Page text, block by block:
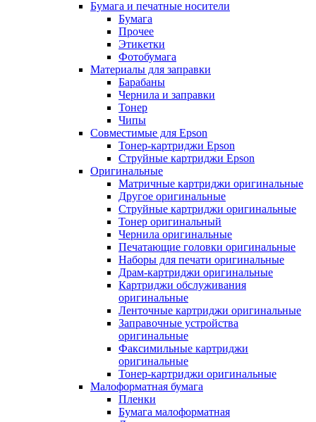
Бумага и печатные носители
Бумага
Прочее
Этикетки
Фотобумага
Материалы для заправки
Барабаны
Чернила и заправки
Тонер
Чипы
Совместимые для Epson
Тонер-картриджи Epson
Струйные картриджи Epson
Оригинальные
Матричные картриджи оригинальные
Другое оригинальные
Струйные картриджи оригинальные
Тонер оригинальный
Чернила оригинальные
Печатающие головки оригинальные
Наборы для печати оригинальные
Драм-картриджи оригинальные
Картриджи обслуживания
оригинальные
Ленточные картриджи оригинальные
Заправочные устройства
оригинальные
Факсимильные картриджи
оригинальные
Тонер-картриджи оригинальные
Малоформатная бумага
Пленки
Бумага малоформатная